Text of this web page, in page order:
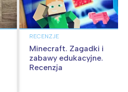
RECENZJE
Minecraft. Zagadki i
zabawy edukacyjne.
Recenzja